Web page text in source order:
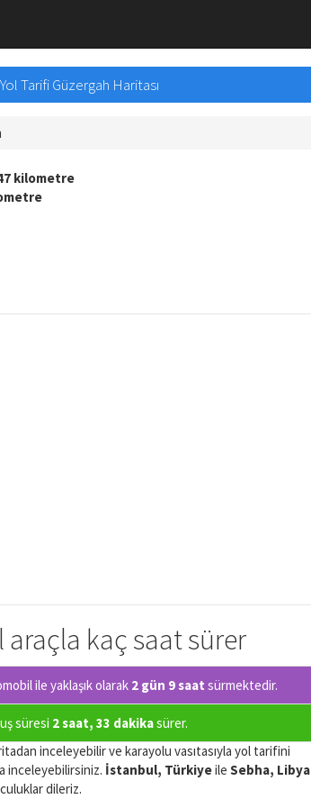
Tarifi Güzergah Haritası
kilometre
araçla kaç saat sürer
ile yaklaşık olarak 2 gün 9 saat sürmektedir.
süresi 2 saat, 33 dakikasürer.
inceleyebilir ve karayolu vasıtasıyla yol tarifini
inceleyebilirsiniz. İstanbul, Türkiyeile Sebha, Libya
dileriz.